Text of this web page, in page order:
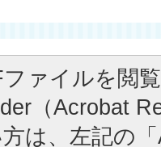
ファイルを閲
（Acrobat
は、左記の